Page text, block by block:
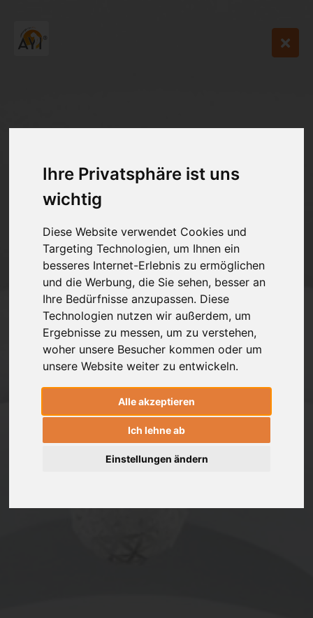
Ihre Privatsphäre ist uns
wichtig
Diese Website verwendet Cookies und
Targeting Technologien, um Ihnen ein
besseres Internet-Erlebnis zu ermöglichen
und die Werbung, die Sie sehen, besser an
Ihre Bedürfnisse anzupassen. Diese
Technologien nutzen wir außerdem, um
Ergebnisse zu messen, um zu verstehen,
woher unsere Besucher kommen oder um
unsere Website weiter zu entwickeln.
Alle akzeptieren
Ich lehne ab
Einstellungen ändern